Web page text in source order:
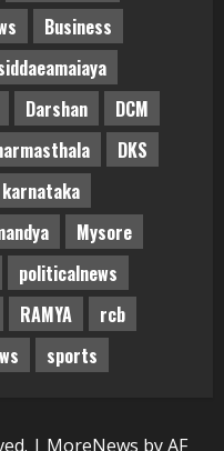
Business
Darshan
DCM
DKS
karnataka
Mysore
politicalnews
RAMYA
rcb
sports
| MoreNews by AF